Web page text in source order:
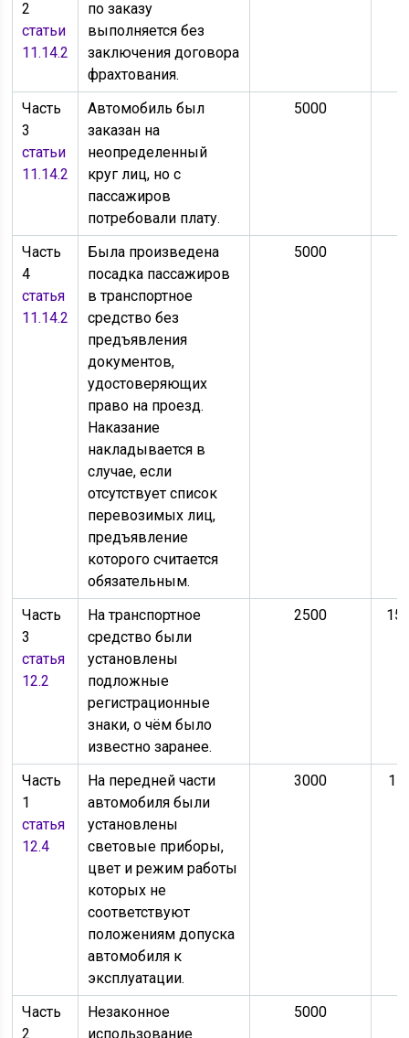
2
статьи
11.14.2
по заказу
выполняется без
заключения договора
фрахтования.
Часть
3
статьи
11.14.2
Автомобиль был
заказан на
неопределенный
круг лиц, но с
пассажиров
потребовали плату.
5000
Часть
4
статья
11.14.2
Была произведена
посадка пассажиров
в транспортное
средство без
предъявления
документов,
удостоверяющих
право на проезд.
Наказание
накладывается в
случае, если
отсутствует список
перевозимых лиц,
предъявление
которого считается
обязательным.
5000
Часть
3
статья
12.2
На транспортное
средство были
установлены
подложные
регистрационные
знаки, о чём было
известно заранее.
2500
Часть
1
статья
12.4
На передней части
автомобиля были
установлены
световые приборы,
цвет и режим работы
которых не
соответствуют
положениям допуска
автомобиля к
эксплуатации.
3000
Часть
2
Незаконное
использование
5000